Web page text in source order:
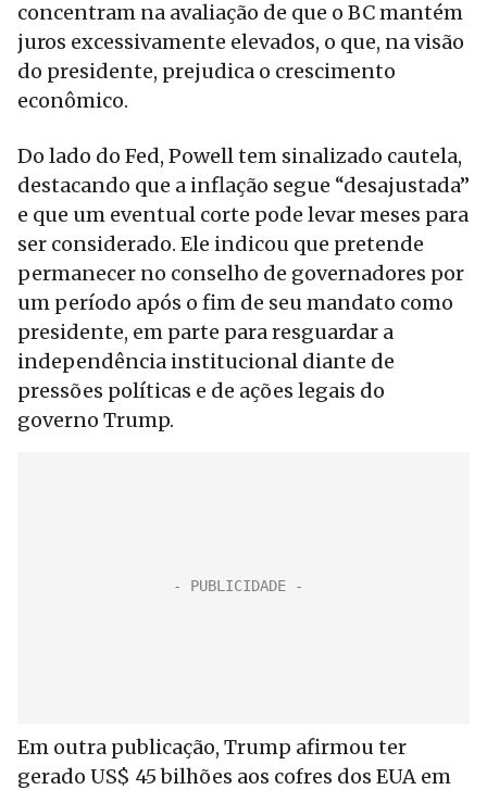
concentram na avaliação de que o BC mantém
juros excessivamente elevados, o que, na visão
do presidente, prejudica o crescimento
econômico.
Do lado do Fed, Powell tem sinalizado cautela,
destacando que a inflação segue “desajustada”
e que um eventual corte pode levar meses para
ser considerado. Ele indicou que pretende
permanecer no conselho de governadores por
um período após o fim de seu mandato como
presidente, em parte para resguardar a
independência institucional diante de
pressões políticas e de ações legais do
governo Trump.
Em outra publicação, Trump afirmou ter
gerado US$ 45 bilhões aos cofres dos EUA em